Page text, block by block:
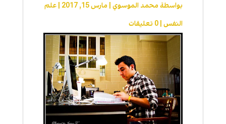
بواسطة محمد الموسوي| مارس 15, 2017
علم
النفس| 0 تعليقات